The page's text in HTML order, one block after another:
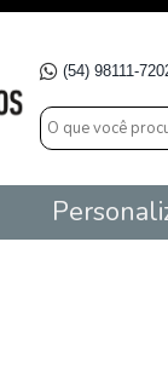
(54) 98111-